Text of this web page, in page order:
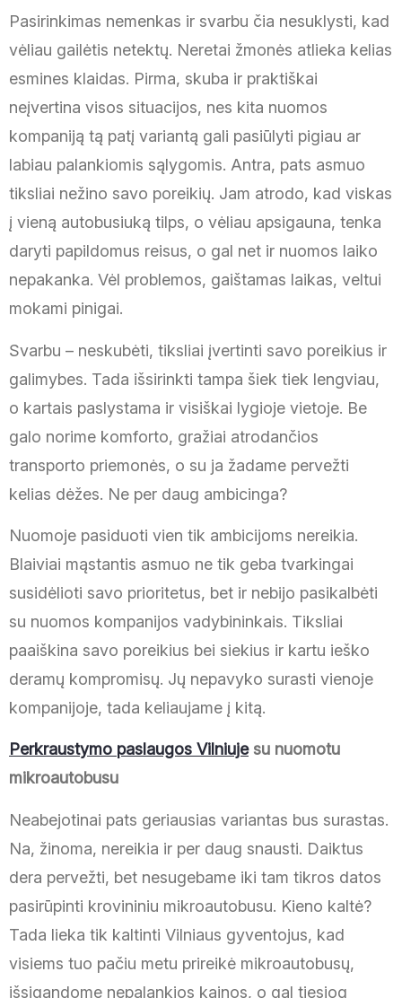
Pasirinkimas nemenkas ir svarbu čia nesuklysti, kad
vėliau gailėtis netektų. Neretai žmonės atlieka kelias
esmines klaidas. Pirma, skuba ir praktiškai
neįvertina visos situacijos, nes kita nuomos
kompaniją tą patį variantą gali pasiūlyti pigiau ar
labiau palankiomis sąlygomis. Antra, pats asmuo
tiksliai nežino savo poreikių. Jam atrodo, kad viskas
į vieną autobusiuką tilps, o vėliau apsigauna, tenka
daryti papildomus reisus, o gal net ir nuomos laiko
nepakanka. Vėl problemos, gaištamas laikas, veltui
mokami pinigai.
Svarbu – neskubėti, tiksliai įvertinti savo poreikius ir
galimybes. Tada išsirinkti tampa šiek tiek lengviau,
o kartais paslystama ir visiškai lygioje vietoje. Be
galo norime komforto, gražiai atrodančios
transporto priemonės, o su ja žadame pervežti
kelias dėžes. Ne per daug ambicinga?
Nuomoje pasiduoti vien tik ambicijoms nereikia.
Blaiviai mąstantis asmuo ne tik geba tvarkingai
susidėlioti savo prioritetus, bet ir nebijo pasikalbėti
su nuomos kompanijos vadybininkais. Tiksliai
paaiškina savo poreikius bei siekius ir kartu ieško
deramų kompromisų. Jų nepavyko surasti vienoje
kompanijoje, tada keliaujame į kitą.
Perkraustymo paslaugos Vilniujesu nuomotu
mikroautobusu
Neabejotinai pats geriausias variantas bus surastas.
Na, žinoma, nereikia ir per daug snausti. Daiktus
dera pervežti, bet nesugebame iki tam tikros datos
pasirūpinti krovininiu mikroautobusu. Kieno kaltė?
Tada lieka tik kaltinti Vilniaus gyventojus, kad
visiems tuo pačiu metu prireikė mikroautobusų,
išsigandome nepalankios kainos, o gal tiesiog